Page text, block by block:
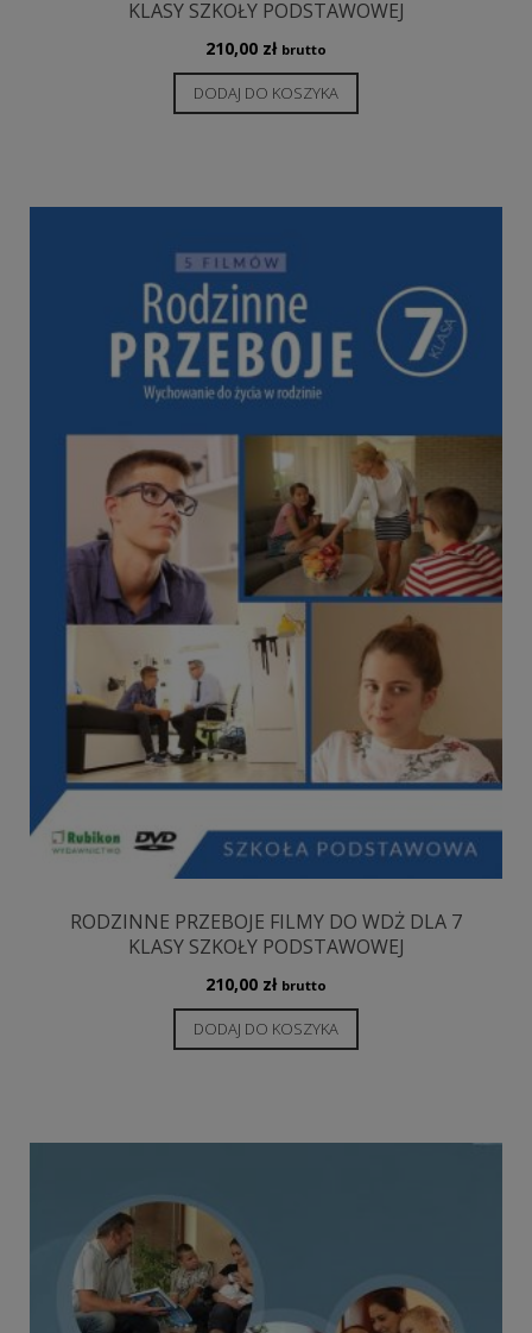
KLASY SZKOŁY PODSTAWOWEJ
210,00 zł brutto
DODAJ DO KOSZYKA
RODZINNE PRZEBOJE FILMY DO WDŻ DLA 7
KLASY SZKOŁY PODSTAWOWEJ
210,00 zł brutto
DODAJ DO KOSZYKA